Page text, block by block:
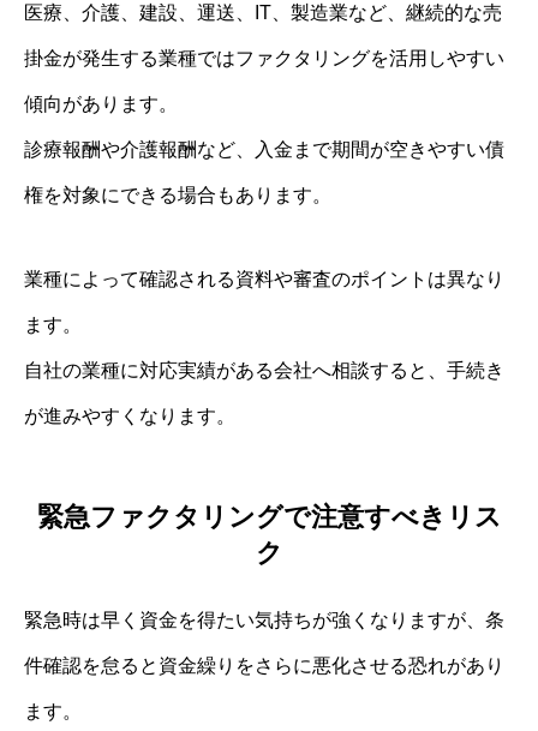
医療、介護、建設、運送、IT、製造業など、継続的な売
掛金が発生する業種ではファクタリングを活用しやすい
傾向があります。
診療報酬や介護報酬など、入金まで期間が空きやすい債
権を対象にできる場合もあります。
業種によって確認される資料や審査のポイントは異なり
ます。
自社の業種に対応実績がある会社へ相談すると、手続き
が進みやすくなります。
緊急ファクタリングで注意すべきリス
ク
緊急時は早く資金を得たい気持ちが強くなりますが、条
件確認を怠ると資金繰りをさらに悪化させる恐れがあり
ます。